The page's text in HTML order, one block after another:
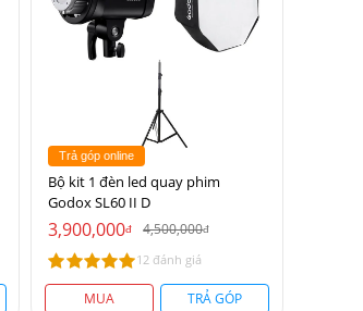
Trả góp online
Bộ kit 1 đèn led quay phim
Godox SL60 II D
3,900,000đ 4,500,000đ
12 đánh giá
MUA TRẢ GÓP